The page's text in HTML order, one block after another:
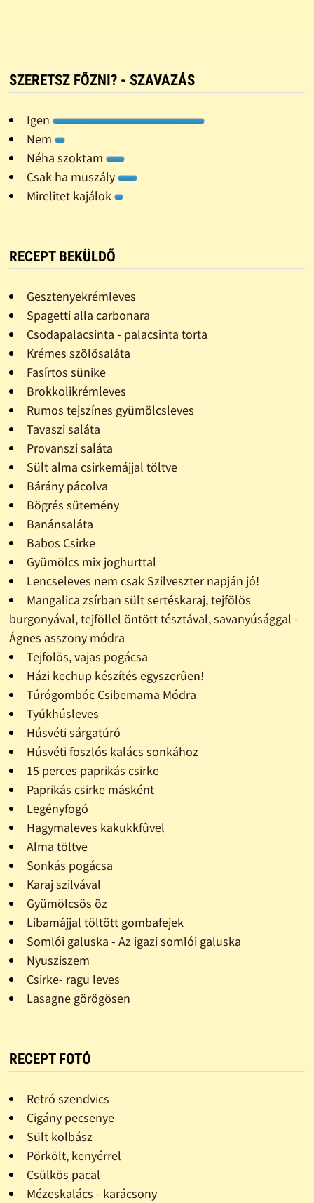
SZERETSZ FÕZNI? - SZAVAZÁS
Igen
Nem
Néha szoktam
Csak ha muszály
Mirelitet kajálok
RECEPT BEKÜLDŐ
Gesztenyekrémleves
Spagetti alla carbonara
Csodapalacsinta - palacsinta torta
Krémes szõlõsaláta
Fasírtos sünike
Brokkolikrémleves
Rumos tejszínes gyümölcsleves
Tavaszi saláta
Provanszi saláta
Sült alma csirkemájjal töltve
Bárány pácolva
Bögrés sütemény
Banánsaláta
Babos Csirke
Gyümölcs mix joghurttal
Lencseleves nem csak Szilveszter napján jó!
Mangalica zsírban sült sertéskaraj, tejfölös
burgonyával, tejföllel öntött tésztával, savanyúsággal -
Ágnes asszony módra
Tejfölös, vajas pogácsa
Házi kechup készítés egyszerûen!
Túrógombóc Csibemama Módra
Tyúkhúsleves
Húsvéti sárgatúró
Húsvéti foszlós kalács sonkához
15 perces paprikás csirke
Paprikás csirke másként
Legényfogó
Hagymaleves kakukkfûvel
Alma töltve
Sonkás pogácsa
Karaj szilvával
Gyümölcsös õz
Libamájjal töltött gombafejek
Somlói galuska - Az igazi somlói galuska
Nyusziszem
Csirke- ragu leves
Lasagne görögösen
RECEPT FOTÓ
Retró szendvics
Cigány pecsenye
Sült kolbász
Pörkölt, kenyérrel
Csülkös pacal
Mézeskalács - karácsony